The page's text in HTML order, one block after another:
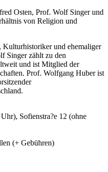
Osten, Prof. Wolf Singer und
von Religion und
und ehemaliger
Singer zählt zu den
und ist Mitglied der
Prof. Wolfgang Huber ist
Sofienstra?e 12 (ohne
(+ Gebühren)